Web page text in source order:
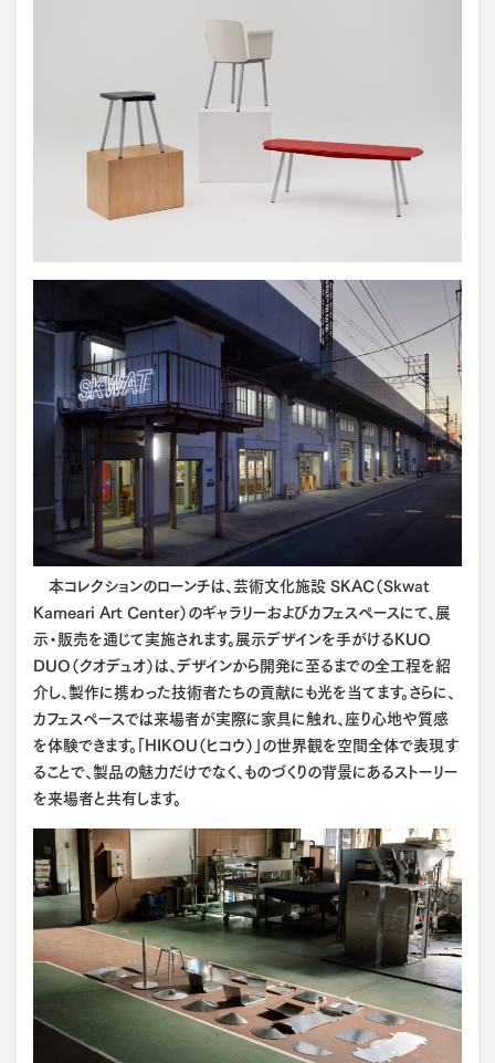
本コレクションのローンチは、芸術文化施設 SKAC（Skwat
Kameari Art Center）のギャラリーおよびカフェスペースにて、展
示・販売を通じて実施されます。展示デザインを手がけるKUO
DUO（クオデュオ）は、デザインから開発に至るまでの全工程を紹
介し、製作に携わった技術者たちの貢献にも光を当てます。さらに、
カフェスペースでは来場者が実際に家具に触れ、座り心地や質感
を体験できます。「HIKOU（ヒコウ）」の世界観を空間全体で表現す
ることで、製品の魅力だけでなく、ものづくりの背景にあるストーリー
を来場者と共有します。